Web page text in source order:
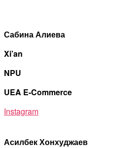
Сабина Алиева
Xi’an
NPU
UEA E-Commerce
Instagram
Асилбек Хонхуджаев